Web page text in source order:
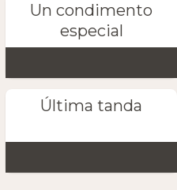
Un condimento
especial
Última tanda